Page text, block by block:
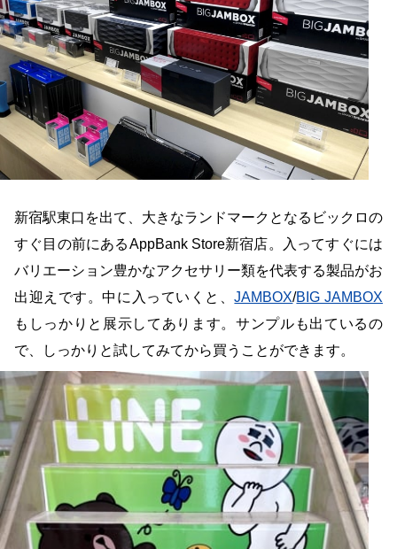
新宿駅東口を出て、大きなランドマークとなるビックロの
すぐ目の前にあるAppBank Store新宿店。入ってすぐには
バリエーション豊かなアクセサリー類を代表する製品がお
出迎えです。中に入っていくと、JAMBOX/BIG JAMBOX
もしっかりと展示してあります。サンプルも出ているの
で、しっかりと試してみてから買うことができます。